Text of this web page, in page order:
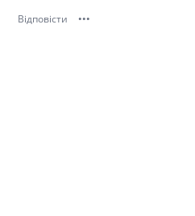
Відповісти •••